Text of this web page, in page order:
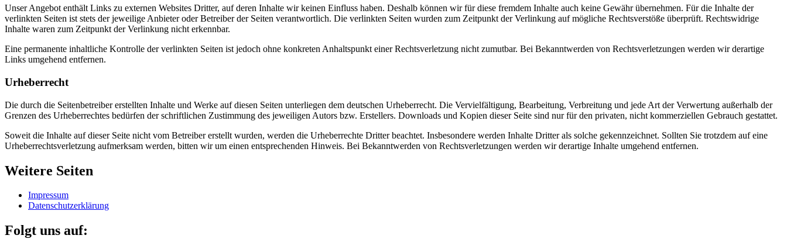
Unser Angebot enthält Links zu externen Websites Dritter, auf deren Inhalte wir keinen Einfluss haben. Deshalb können wir für diese fremdem Inhalte auch keine Gewähr übernehmen. Für die Inhalte der
verlinkten Seiten ist stets der jeweilige Anbieter oder Betreiber der Seiten verantwortlich. Die verlinkten Seiten wurden zum Zeitpunkt der Verlinkung auf mögliche Rechtsverstöße überprüft. Rechtswidrige
Inhalte waren zum Zeitpunkt der Verlinkung nicht erkennbar.
Eine permanente inhaltliche Kontrolle der verlinkten Seiten ist jedoch ohne konkreten Anhaltspunkt einer Rechtsverletzung nicht zumutbar. Bei Bekanntwerden von Rechtsverletzungen werden wir derartige
Links umgehend entfernen.
Urheberrecht
Die durch die Seitenbetreiber erstellten Inhalte und Werke auf diesen Seiten unterliegen dem deutschen Urheberrecht. Die Vervielfältigung, Bearbeitung, Verbreitung und jede Art der Verwertung außerhalb der
Grenzen des Urheberrechtes bedürfen der schriftlichen Zustimmung des jeweiligen Autors bzw. Erstellers. Downloads und Kopien dieser Seite sind nur für den privaten, nicht kommerziellen Gebrauch gestattet.
Soweit die Inhalte auf dieser Seite nicht vom Betreiber erstellt wurden, werden die Urheberrechte Dritter beachtet. Insbesondere werden Inhalte Dritter als solche gekennzeichnet. Sollten Sie trotzdem auf eine
Urheberrechtsverletzung aufmerksam werden, bitten wir um einen entsprechenden Hinweis. Bei Bekanntwerden von Rechtsverletzungen werden wir derartige Inhalte umgehend entfernen.
Weitere Seiten
Impressum
Datenschutzerklärung
Folgt uns auf: